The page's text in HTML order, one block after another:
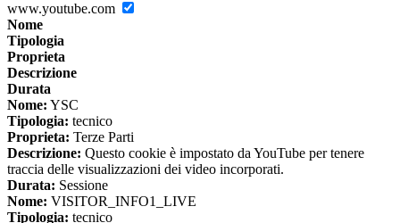
www.youtube.com
Nome
Tipologia
Proprieta
Descrizione
Durata
Nome: YSC
Tipologia: tecnico
Proprieta: Terze Parti
Descrizione: Questo cookie è impostato da YouTube per tenere
traccia delle visualizzazioni dei video incorporati.
Durata: Sessione
Nome: VISITOR_INFO1_LIVE
Tipologia: tecnico